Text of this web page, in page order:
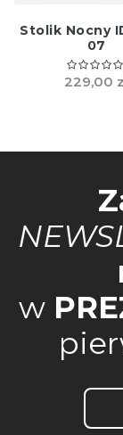
Stolik Nocny
07
229,00
w